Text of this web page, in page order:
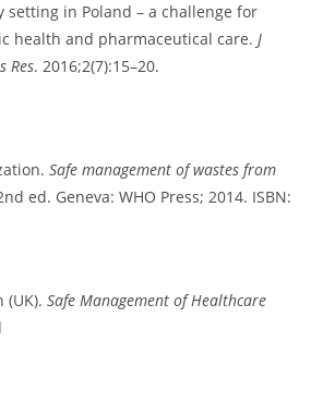
setting in Poland – a challenge for
health and pharmaceutical care.J
Res. 2016;2(7):15–20.
Safe management of wastes from
ed. Geneva: WHO Press; 2014. ISBN:
(UK).Safe Management of Healthcare